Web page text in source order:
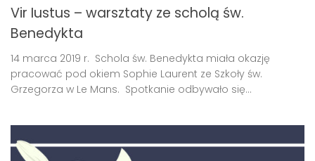
Vir Iustus – warsztaty ze scholą św.
Benedykta
14 marca 2019 r. Schola św. Benedykta miała okazję
pracować pod okiem Sophie Laurent ze Szkoły św.
Grzegorza w Le Mans. Spotkanie odbywało się...